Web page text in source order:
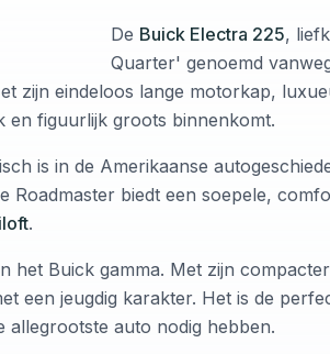
De Buick Electra 225,
Quarter' genoemd
zijn eindeloos lange motorkap,
en figuurlijk groots binnenkomt.
is in de Amerikaanse
biedt een soepele,
.
het Buick gamma. Met zijn
een jeugdig karakter. Het is de
allegrootste auto nodig hebben.